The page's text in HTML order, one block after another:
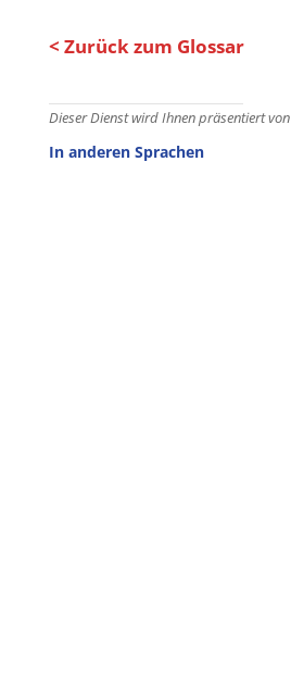
< Zurück zum Glossar
Dieser Dienst wird Ihnen präsentiert von
In anderen Sprachen